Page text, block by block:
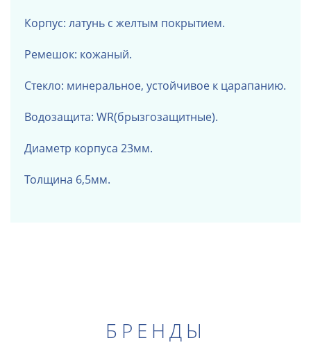
Корпус: латунь с желтым покрытием.
Ремешок: кожаный.
Стекло: минеральное, устойчивое к царапанию.
Водозащита: WR(брызгозащитные).
Диаметр корпуса 23мм.
Толщина 6,5мм.
БРЕНДЫ